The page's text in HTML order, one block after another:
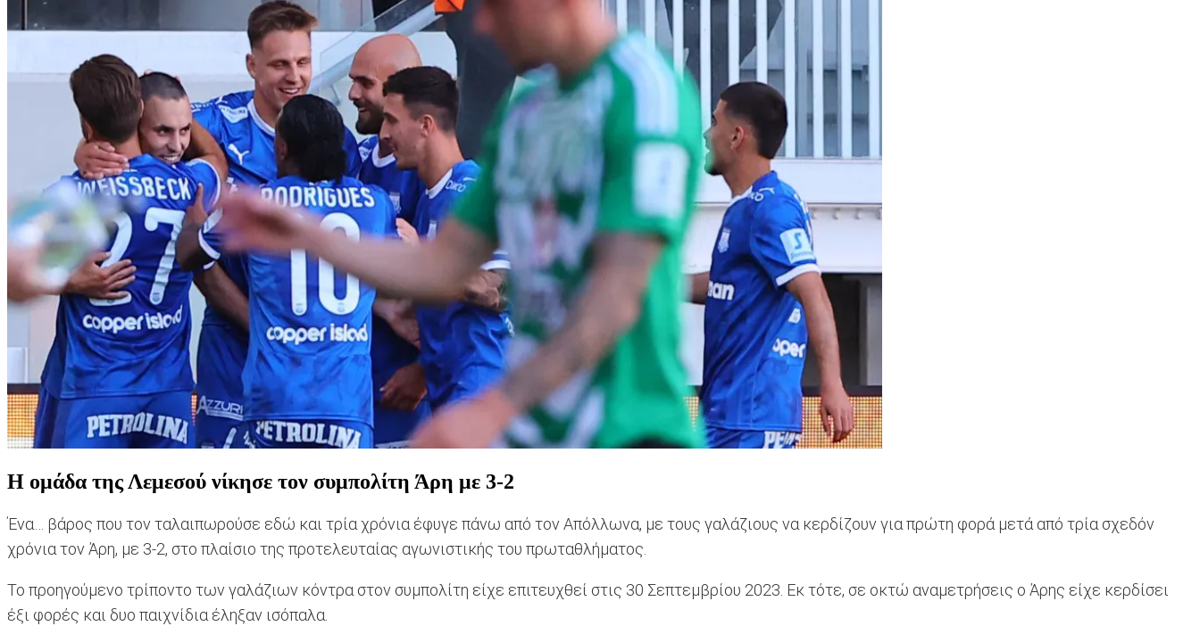
Η ομάδα της Λεμεσού νίκησε τον συμπολίτη Άρη με 3-2
Ένα… βάρος που τον ταλαιπωρούσε εδώ και τρία χρόνια έφυγε πάνω από τον Απόλλωνα, με τους γαλάζιους να κερδίζουν για πρώτη φορά μετά από τρία σχεδόν
χρόνια τον Άρη, με 3-2, στο πλαίσιο της προτελευταίας αγωνιστικής του πρωταθλήματος.
Το προηγούμενο τρίποντο των γαλάζιων κόντρα στον συμπολίτη είχε επιτευχθεί στις 30 Σεπτεμβρίου 2023. Εκ τότε, σε οκτώ αναμετρήσεις ο Άρης είχε κερδίσει
έξι φορές και δυο παιχνίδια έληξαν ισόπαλα.